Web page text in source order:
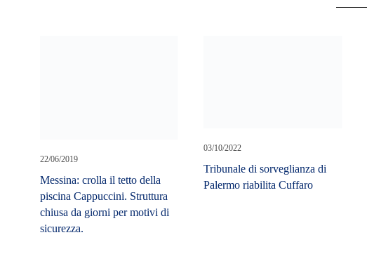
22/06/2019
Messina: crolla il tetto della
piscina Cappuccini. Struttura
chiusa da giorni per motivi di
sicurezza.
03/10/2022
Tribunale di sorveglianza di
Palermo riabilita Cuffaro